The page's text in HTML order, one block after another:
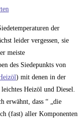
der
leider vergessen, sie
meiste
des Siedepunkts von
) mit denen in der
Heizöl und Diesel.
erwähnt, dass “ „die
(fast) aller Komponenten